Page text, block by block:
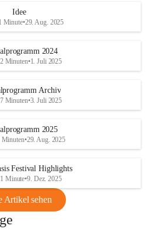
Idee
Minute•29. Aug. 2025
2024
Minuten•1. Juli 2025
Archiv
Minuten•3. Juli 2025
2025
Minuten•29. Aug. 2025
Festival Highlights
Minute•9. Dez. 2025
Artikel sehen